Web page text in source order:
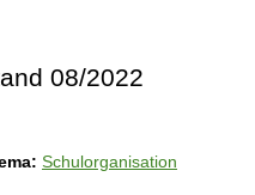
08/2022
Schulorganisation